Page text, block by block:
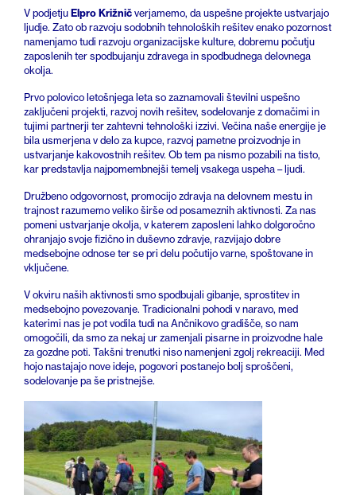
V podjetju Elpro Križnič verjamemo, da uspešne projekte ustvarjajo
ljudje. Zato ob razvoju sodobnih tehnoloških rešitev enako pozornost
namenjamo tudi razvoju organizacijske kulture, dobremu počutju
zaposlenih ter spodbujanju zdravega in spodbudnega delovnega
okolja.
Prvo polovico letošnjega leta so zaznamovali številni uspešno
zaključeni projekti, razvoj novih rešitev, sodelovanje z domačimi in
tujimi partnerji ter zahtevni tehnološki izzivi. Večina naše energije je
bila usmerjena v delo za kupce, razvoj pametne proizvodnje in
ustvarjanje kakovostnih rešitev. Ob tem pa nismo pozabili na tisto,
kar predstavlja najpomembnejši temelj vsakega uspeha – ljudi.
Družbeno odgovornost, promocijo zdravja na delovnem mestu in
trajnost razumemo veliko širše od posameznih aktivnosti. Za nas
pomeni ustvarjanje okolja, v katerem zaposleni lahko dolgoročno
ohranjajo svoje fizično in duševno zdravje, razvijajo dobre
medsebojne odnose ter se pri delu počutijo varne, spoštovane in
vključene.
V okviru naših aktivnosti smo spodbujali gibanje, sprostitev in
medsebojno povezovanje. Tradicionalni pohodi v naravo, med
katerimi nas je pot vodila tudi na Ančnikovo gradišče, so nam
omogočili, da smo za nekaj ur zamenjali pisarne in proizvodne hale
za gozdne poti. Takšni trenutki niso namenjeni zgolj rekreaciji. Med
hojo nastajajo nove ideje, pogovori postanejo bolj sproščeni,
sodelovanje pa še pristnejše.